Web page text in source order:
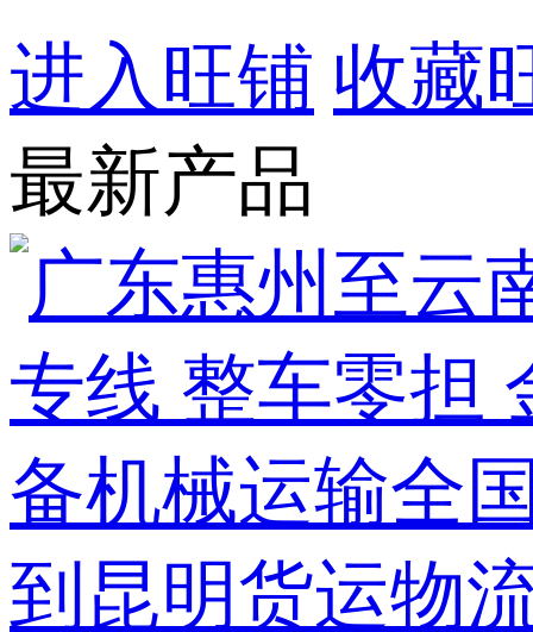
进入旺铺 收藏
最新产品